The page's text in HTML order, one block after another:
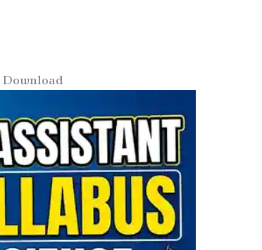
Download